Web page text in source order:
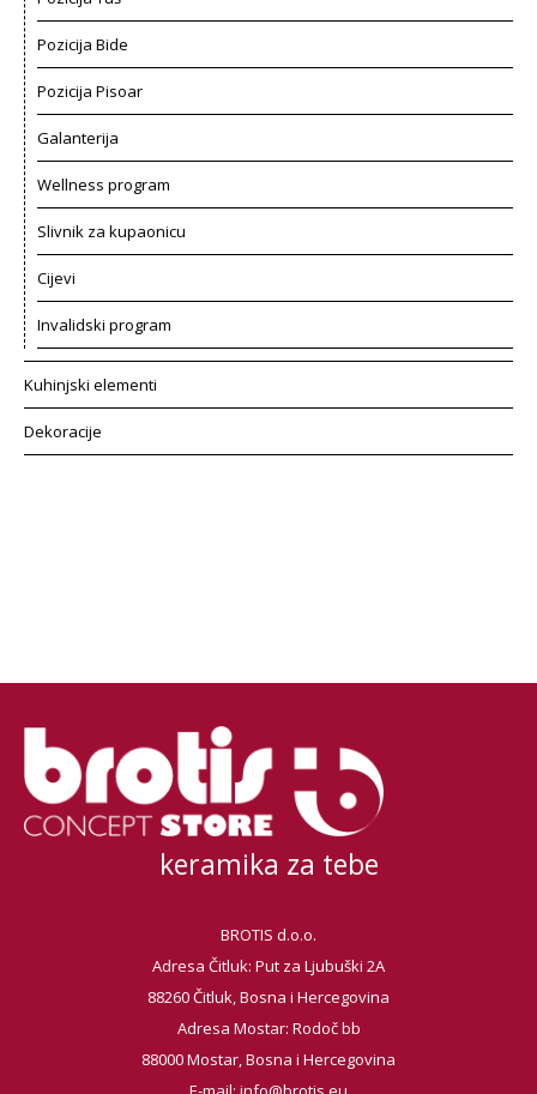
Pozicija Bide
Pozicija Pisoar
Galanterija
Wellness program
Slivnik za kupaonicu
Cijevi
Invalidski program
Kuhinjski elementi
Dekoracije
keramika za tebe
BROTIS d.o.o.
Adresa Čitluk: Put za Ljubuški 2A
88260 Čitluk, Bosna i Hercegovina
Adresa Mostar: Rodoč bb
88000 Mostar, Bosna i Hercegovina